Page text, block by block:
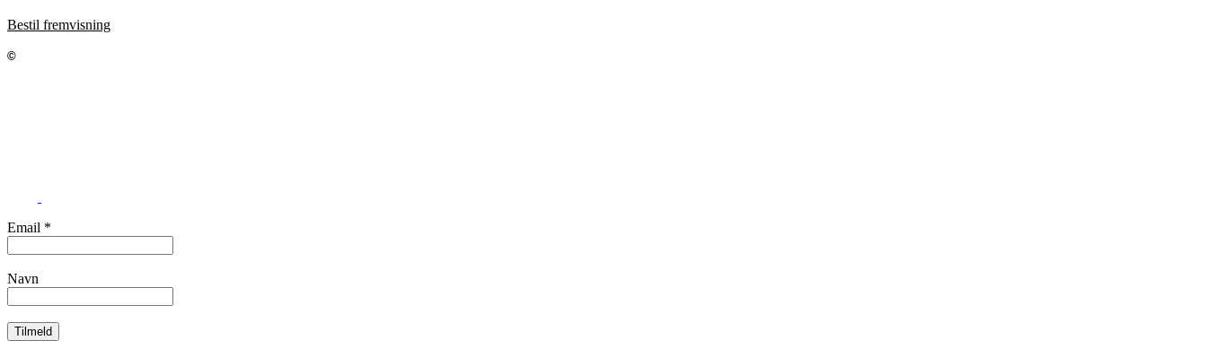
Bestil fremvisning
©
Email *
Navn